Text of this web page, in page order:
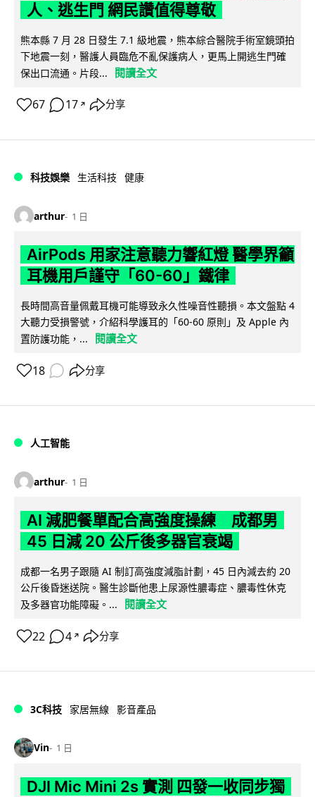
人、逃生門 網民讚值得尊敬
熊本縣 7 月 28 日發生 7.1 級地震，熊本綜合醫院手術室鏡頭拍
下地震一刻，醫護人員臨危不亂保護病人，更馬上開逃生門確
保出口流通。片段...
閱讀全文
67 17 ↗ 分享
科技娛樂 生活科技 健康
arthur 1 日
AirPods 用家注意聽力響紅燈 醫學界籲
耳機用戶謹守「60-60」鐵律
長時間高音量佩戴耳機可能導致永久性噪音性聽損。本文盤點 4
大聽力受損警號，介紹科學護耳的「60-60 原則」及 Apple 內
置防護功能，...
閱讀全文
18 分享
人工智能
arthur 1 日
AI 減肥餐單配合高強度操練 成都男
45 日減 20 公斤後多器官衰竭
成都一名男子跟隨 AI 制訂高強度減脂計劃，45 日內減去約 20
公斤後昏迷送院。醫生診斷他患上尿源性膿毒症、膿毒性休克
及多器官功能障礙。...
閱讀全文
22 4 ↗ 分享
3C科技 家居無線 影音產品
Vin 1 日
DJI Mic Mini 2s 實測 四發一收同步獨